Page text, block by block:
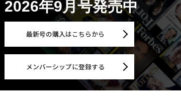
2026年9月号発売中
最新号の購入はこちらから
メンバーシップに登録する